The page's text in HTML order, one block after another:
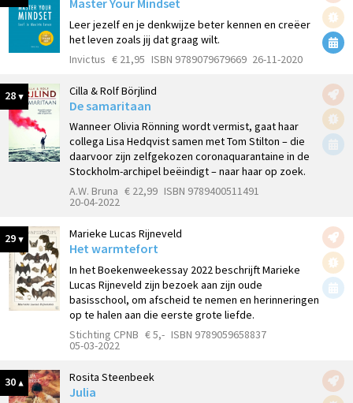
Leer jezelf en je denkwijze beter kennen en creëer
het leven zoals jij dat graag wilt.
Invictus € 21,95 ISBN 9789079679669 26-11-2020
28 Cilla & Rolf Börjlind
De samaritaan
Wanneer Olivia Rönning wordt vermist, gaat haar
collega Lisa Hedqvist samen met Tom Stilton – die
daarvoor zijn zelfgekozen coronaquarantaine in de
Stockholm-archipel beëindigt – naar haar op zoek.
A.W. Bruna € 22,99 ISBN 9789400511491
20-04-2022
29 Marieke Lucas Rijneveld
Het warmtefort
In het Boekenweekessay 2022 beschrijft Marieke
Lucas Rijneveld zijn bezoek aan zijn oude
basisschool, om afscheid te nemen en herinneringen
op te halen aan die eerste grote liefde.
Stichting CPNB € 5,- ISBN 9789059658837
05-03-2022
30 Rosita Steenbeek
Julia